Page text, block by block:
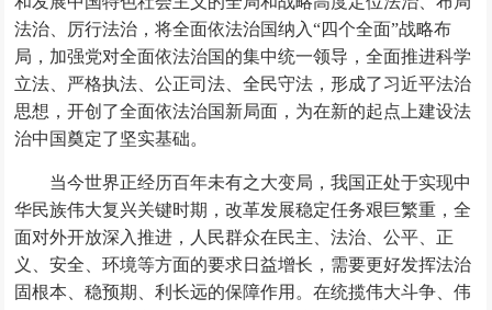
法治、厉行法治，将全面依法治国纳入“四个全面”战略布
局，加强党对全面依法治国的集中统一领导，全面推进科学
立法、严格执法、公正司法、全民守法，形成了习近平法治
思想，开创了全面依法治国新局面，为在新的起点上建设法
治中国奠定了坚实基础。
当今世界正经历百年未有之大变局，我国正处于实现中
华民族伟大复兴关键时期，改革发展稳定任务艰巨繁重，全
面对外开放深入推进，人民群众在民主、法治、公平、正
义、安全、环境等方面的要求日益增长，需要更好发挥法治
固根本、稳预期、利长远的保障作用。在统揽伟大斗争、伟